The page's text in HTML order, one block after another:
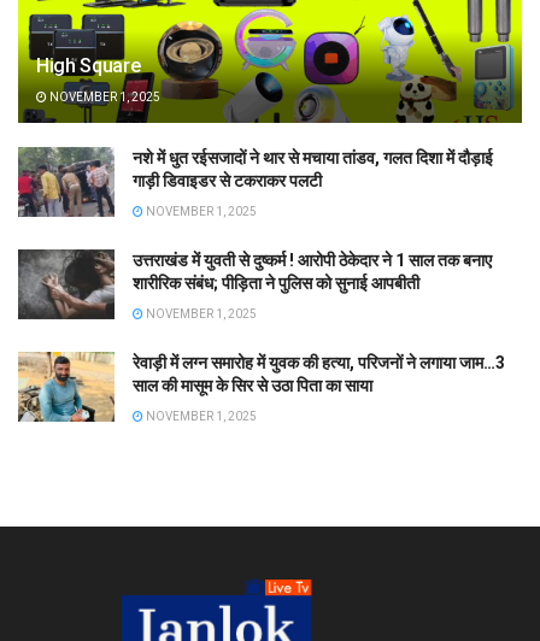
High Square
NOVEMBER 1, 2025
नशे में धुत रईसजादों ने थार से मचाया तांडव, गलत दिशा में दौड़ाई
गाड़ी डिवाइडर से टकराकर पलटी
NOVEMBER 1, 2025
उत्तराखंड में युवती से दुष्कर्म ! आरोपी ठेकेदार ने 1 साल तक बनाए
शारीरिक संबंध; पीड़िता ने पुलिस को सुनाई आपबीती
NOVEMBER 1, 2025
रेवाड़ी में लग्न समारोह में युवक की हत्या, परिजनों ने लगाया जाम…3
साल की मासूम के सिर से उठा पिता का साया
NOVEMBER 1, 2025